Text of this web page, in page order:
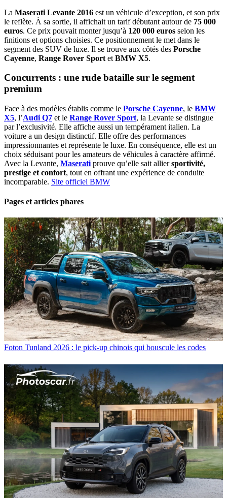
La Maserati Levante 2016 est un véhicule d’exception, et son prix
le reflète. À sa sortie, il affichait un tarif débutant autour de 75 000
euros. Ce prix pouvait monter jusqu’à 120 000 euros selon les
finitions et options choisies. Ce positionnement le met dans le
segment des SUV de luxe. Il se trouve aux côtés des Porsche
Cayenne, Range Rover Sport et BMW X5.
Concurrents : une rude bataille sur le segment
premium
Face à des modèles établis comme le Porsche Cayenne, le BMW
X5, l’Audi Q7 et le Range Rover Sport, la Levante se distingue
par l’exclusivité. Elle affiche aussi un tempérament italien. La
voiture a un design distinctif. Elle offre des performances
impressionnantes et représente le luxe. En conséquence, elle est un
choix séduisant pour les amateurs de véhicules à caractère affirmé.
Avec la Levante, Maserati prouve qu’elle sait alliersportivité,
prestige et confort, tout en offrant une expérience de conduite
incomparable. Site officiel BMW
Pages et articles phares
Foton Tunland 2026 : le pick-up chinois qui bouscule les codes